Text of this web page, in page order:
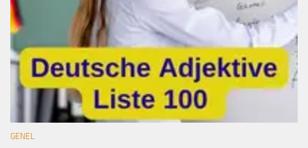
GENEL